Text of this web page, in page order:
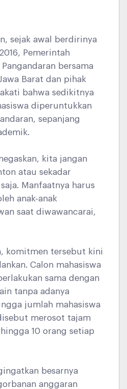
sejak awal berdirinya
Pemerintah
bersama
Barat dan pihak
bahwa sedikitnya
diperuntukkan
sepanjang
kita jangan
atau sekadar
Manfaatnya harus
anak-anak
saat diwawancarai,
komitmen tersebut kini
Calon mahasiswa
sama dengan
tanpa adanya
jumlah mahasiswa
merosot tajam
10 orang setiap
besarnya
anggaran